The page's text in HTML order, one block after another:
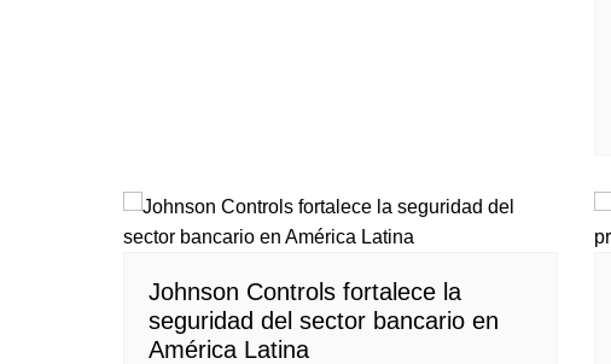
Johnson Controls fortalece la
seguridad del sector bancario en
América Latina